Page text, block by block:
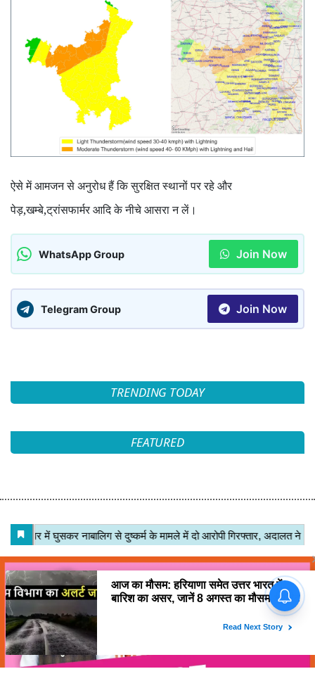
ऐसे में आमजन से अनुरोध हैं कि सुरक्षित स्थानों पर रहे और
पेड़,खम्बे,ट्रांसफार्मर आदि के नीचे आसरा न लें।
WhatsApp Group Join Now
Telegram Group Join Now
TRENDING TODAY
FEATURED